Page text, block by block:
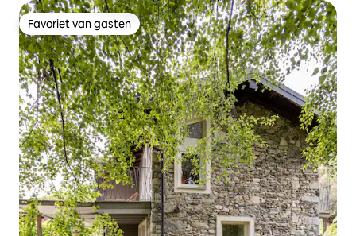
Favoriet van gasten
Favoriet van gasten